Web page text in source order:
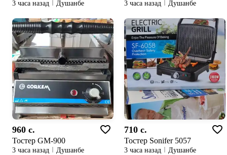
3 часа назад Душанбе 3 часа назад Душанбе
960 c.
Тостер GM-900
3 часа назад Душанбе
710 c.
Тостер Sonifer 5057
3 часа назад Душанбе